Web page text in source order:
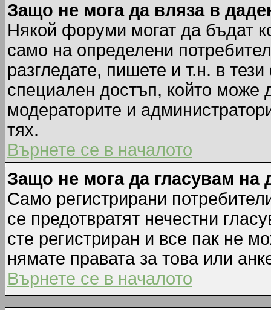
Защо не мога да вляза в
Някой форуми могат да бъдат
само на определени
разгледате, пишете и т.н. в
специален достъп, който може
модераторите и
тях.
Върнете се в началото
Защо не мога да гласувам на
Само регистрирани
се предотвратят нечестни
сте регистриран и все пак не
нямате правата за това или
Върнете се в началото